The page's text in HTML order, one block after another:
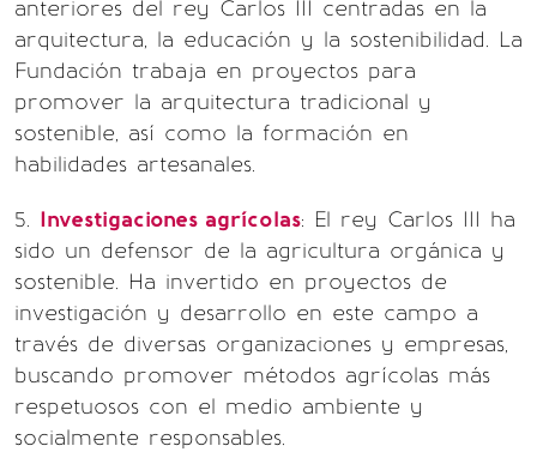
anteriores del rey Carlos III centradas en la
arquitectura, la educación y la sostenibilidad. La
Fundación trabaja en proyectos para
promover la arquitectura tradicional y
sostenible, así como la formación en
habilidades artesanales.
5. Investigaciones agrícolas: El rey Carlos III ha
sido un defensor de la agricultura orgánica y
sostenible. Ha invertido en proyectos de
investigación y desarrollo en este campo a
través de diversas organizaciones y empresas,
buscando promover métodos agrícolas más
respetuosos con el medio ambiente y
socialmente responsables.